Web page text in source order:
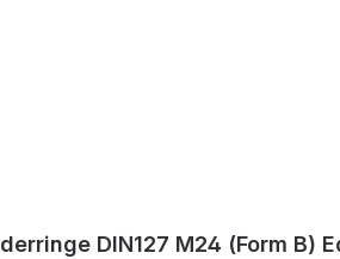
DIN127 M24 (Form B)